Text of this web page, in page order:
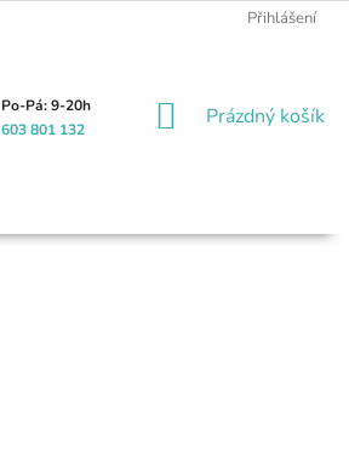
Přihlášení
603 801 132
NÁKUPNÍ
Prázdný košík